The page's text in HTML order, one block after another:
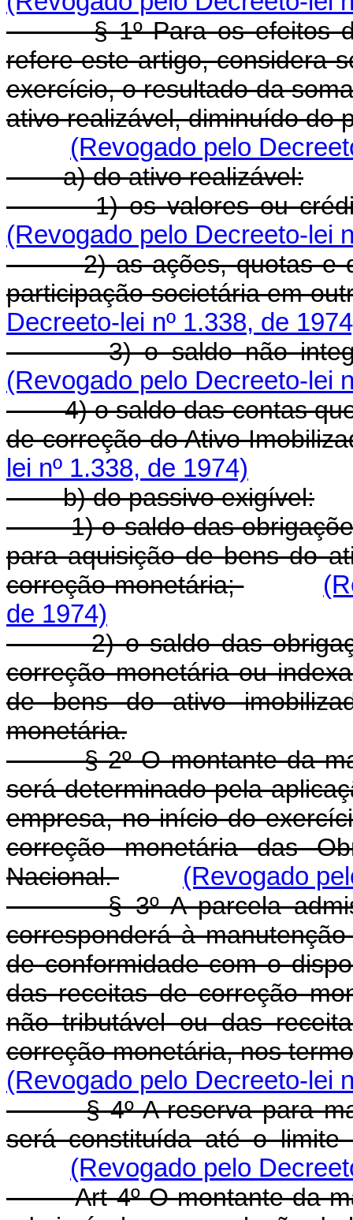
§ 1º Para os efeitos do
refere este artigo, considera-
exercício, o resultado da
ativo realizável, diminuído do
(Revogado pelo
a) do ativo realizável:
1) os valores ou
(Revogado pelo Decreeto-lei
2) as ações, quotas e
participação societária em
Decreeto-lei nº 1.338, de
3) o saldo não
(Revogado pelo Decreeto-lei
4) o saldo das contas que,
de correção do Ativo
lei nº 1.338, de 1974)
b) do passivo exigível:
1) o saldo das obrigações
para aquisição de bens do
correção monetária;
de 1974)
2) o saldo das
correção monetária ou
de bens do ativo
monetária.
§ 2º O montante da
será determinado pela
empresa, no início do
correção monetária das
Nacional.
(Revogado
§ 3º A parcela
corresponderá à
de conformidade com o
das receitas de correção
não tributável ou das
correção monetária, nos
(Revogado pelo Decreeto-lei
§ 4º A reserva para
será constituída até o limite
(Revogado pelo
Art 4º O montante da